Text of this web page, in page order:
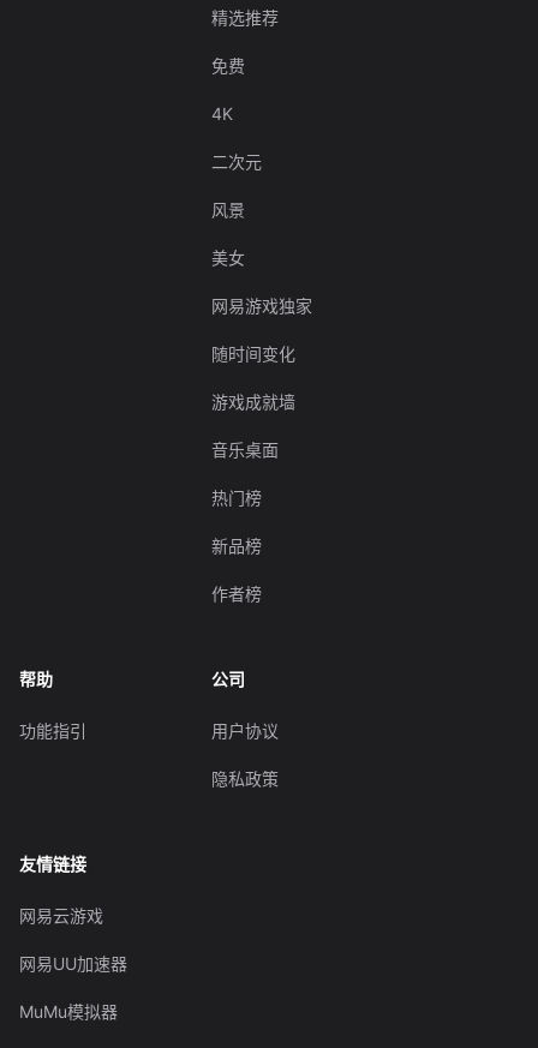
精选推荐
免费
4K
二次元
风景
美女
网易游戏独家
随时间变化
游戏成就墙
音乐桌面
热门榜
新品榜
作者榜
帮助
功能指引
公司
用户协议
隐私政策
友情链接
网易云游戏
网易UU加速器
MuMu模拟器